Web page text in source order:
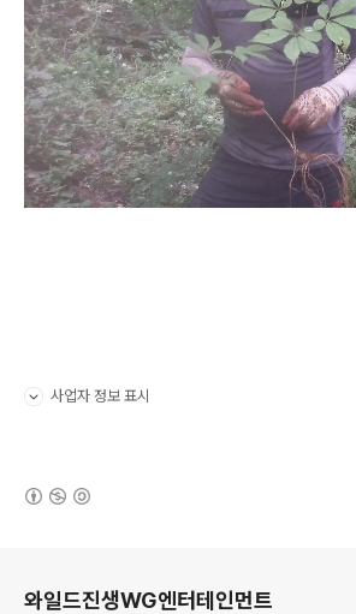
사업자 정보 표시
와일드진생WG엔터테인먼트